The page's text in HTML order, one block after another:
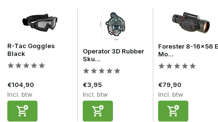
R-Tac Goggles
Black
€104,90
Incl. btw
Operator 3D Rubber
Sku...
€3,95
Incl. btw
Forester 8-16x56
Mo...
€79,90
Incl. btw